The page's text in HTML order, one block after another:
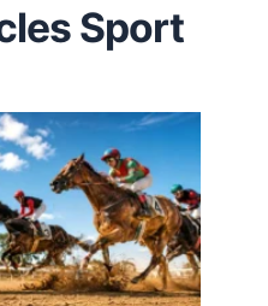
Sport